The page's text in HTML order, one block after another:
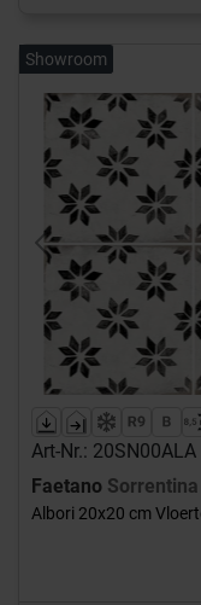
Showroom
Previous
Art-Nr.: 20SN00ALA
Faetano Sorrentina
Albori 20x20 cm